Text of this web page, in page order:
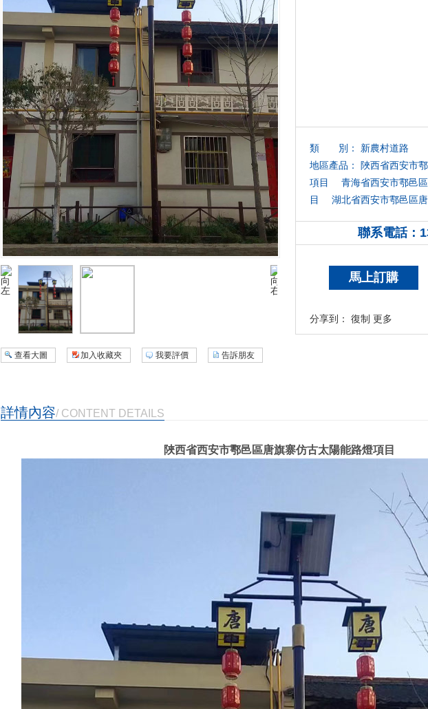
查看大圖 加入收藏夾 我要評價 告訴朋友
類 別：
新農村道路
地區產品：
陜西省西安市
項目
青海省西安市鄠邑
目
湖北省西安市鄠邑區
甘肅省西安市鄠邑區唐旗
聯系電話：
馬上訂購
分享到： 復制 更多
詳情內容/ CONTENT DETAILS
陜西省西安市鄠邑區唐旗寨仿古太陽能路燈項目